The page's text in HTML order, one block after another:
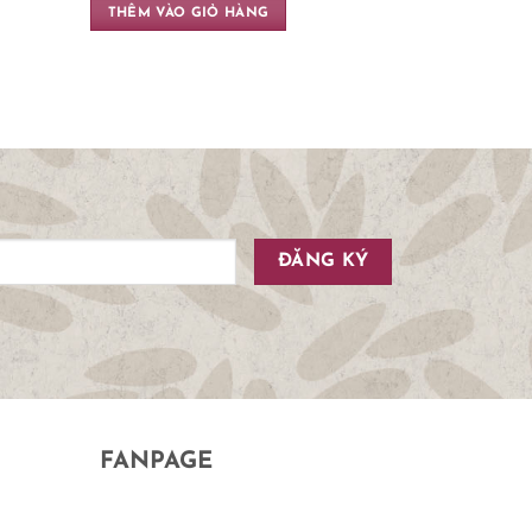
THÊM VÀO GIỎ HÀNG
FANPAGE